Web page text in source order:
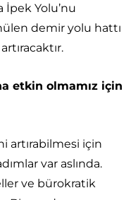
İpek Yolu’nu
demir yolu hattı
etkin olmamız için
artırabilmesi için
var aslında.
ve bürokratik